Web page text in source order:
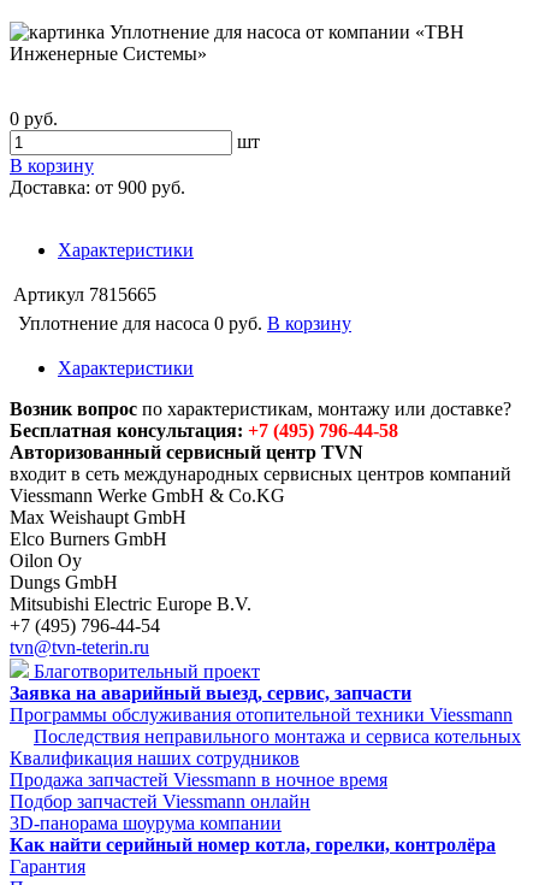
0 руб.
шт
В корзину
Доставка: от 900 руб.
Характеристики
Артикул 7815665
Уплотнение для насоса 0 руб. В корзину
Характеристики
Возник вопрос по характеристикам, монтажу или доставке?
Бесплатная консультация: +7 (495) 796-44-58
Авторизованный сервисный центр TVN
входит в сеть международных сервисных центров компаний
Viessmann Werke GmbH & Co.KG
Max Weishaupt GmbH
Elco Burners GmbH
Oilon Oy
Dungs GmbH
Mitsubishi Electric Europe B.V.
+7 (495) 796-44-54
tvn@tvn-teterin.ru
Благотворительный проект
Заявка на аварийный выезд, сервис, запчасти
Программы обслуживания отопительной техники Viessmann
Последствия неправильного монтажа и сервиса котельных
Квалификация наших сотрудников
Продажа запчастей Viessmann в ночное время
Подбор запчастей Viessmann онлайн
3D-панорама шоурума компании
Как найти серийный номер котла, горелки, контролёра
Гарантия